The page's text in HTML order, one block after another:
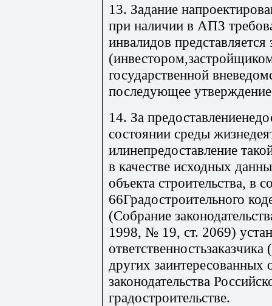
13. Задание
при наличии в АПЗ
инвалидов представляется
государственной
последующее
14. За
состоянии среды
илинепредоставление
в качестве исходных
объекта строительства, в
66Градостроительного
(Собрание
1998, № 19, ст. 2069)
других заинтересованных
законодательства
градостроительстве.